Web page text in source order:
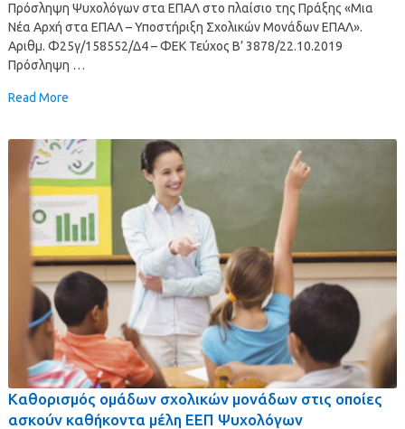
Πρόσληψη Ψυχολόγων στα ΕΠΑΛ στο πλαίσιο της Πράξης «Μια
Νέα Αρχή στα ΕΠΑΛ – Υποστήριξη Σχολικών Μονάδων ΕΠΑΛ».
Αριθμ. Φ25γ/158552/Δ4 – ΦΕΚ Τεύχος Β’ 3878/22.10.2019
Πρόσληψη …
Read More
Καθορισμός ομάδων σχολικών μονάδων στις οποίες
ασκούν καθήκοντα μέλη ΕΕΠ Ψυχολόγων